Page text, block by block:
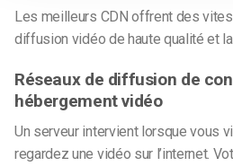
Les meilleurs CDN offrent des
diffusion vidéo de haute qualité et
Réseaux de diffusion de
hébergement vidéo
Un serveur intervient lorsque vous
regardez une vidéo sur l’internet.